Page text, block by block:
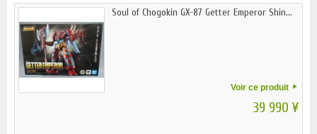
Soul of Chogokin GX-87 Getter Emperor Shin...
Voir ce produit
39 990 ¥